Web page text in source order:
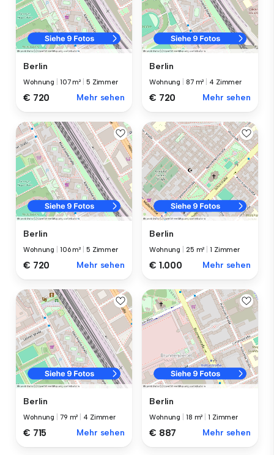
Berlin
Wohnung 107 m² 5 Zimmer
€ 720 Mehr sehen
Berlin
Wohnung 87 m² 4 Zimmer
€ 720 Mehr sehen
Berlin
Wohnung 106 m² 5 Zimmer
€ 720 Mehr sehen
Berlin
Wohnung 25 m² |1 Zimmer
€ 1.000 Mehr sehen
Berlin
Wohnung 79 m² 4 Zimmer
€ 715 Mehr sehen
Berlin
Wohnung 18 m² |1 Zimmer
€ 887 Mehr sehen